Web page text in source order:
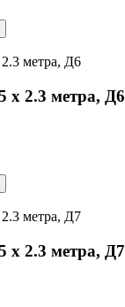
х 2.3 метра, Д6
х 2.3 метра, Д7